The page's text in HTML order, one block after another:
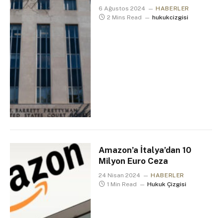
6 Ağustos 2024
HABERLER
2 Mins Read
hukukcizgisi
Amazon’a İtalya’dan 10
Milyon Euro Ceza
24 Nisan 2024
HABERLER
1 Min Read
Hukuk Çizgisi